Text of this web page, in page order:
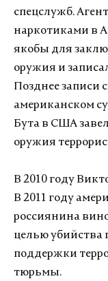
спецслужб.
наркотиками в
якобы для
оружия и
Позднее записи
американском
Бута в США
оружия
В 2010 году
В 2011 году
россиянина
целью
поддержки
тюрьмы.